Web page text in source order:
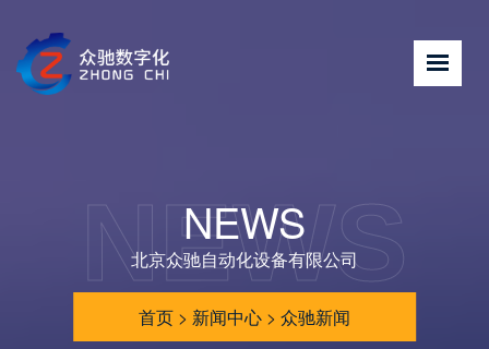
NEWS
北京众驰自动化设备有限公司
首页 > 新闻中心 > 众驰新闻
NEWS